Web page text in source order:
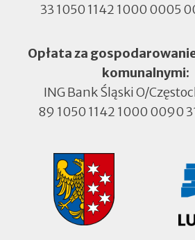
33 1050 1142 1000 0005
Opłata za
komunalnymi:
ING Bank Śląski O/
89 1050 1142 1000 0090